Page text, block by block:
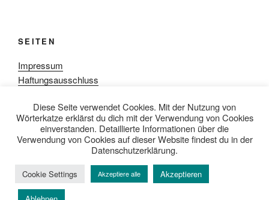
SEITEN
Impressum
Haftungsausschluss
Rezensionpolitik
Bewertungsschema
Media-Kit
Datenschutzerklärung
Diese Seite verwendet Cookies. Mit der Nutzung von
Wörterkatze erklärst du dich mit der Verwendung von Cookies
einverstanden. Detaillierte Informationen über die
Verwendung von Cookies auf dieser Website findest du in der
Datenschutzerklärung.
Cookie Settings Akzeptiere alle Akzeptieren